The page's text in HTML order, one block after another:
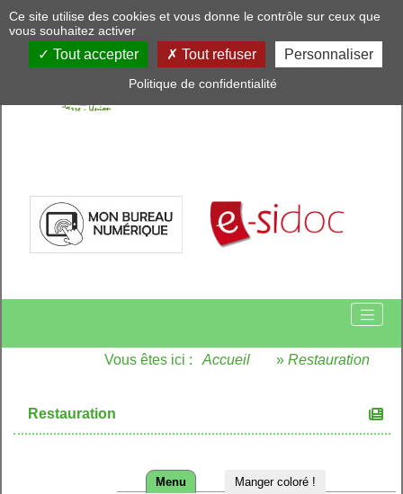
Vous êtes ici : Accueil » Restauration
Restauration
Menu Manger coloré !
Ce site utilise des cookies et vous donne le contrôle sur ceux que
vous souhaitez activer
Tout accepter Tout refuser Personnaliser
Politique de confidentialité